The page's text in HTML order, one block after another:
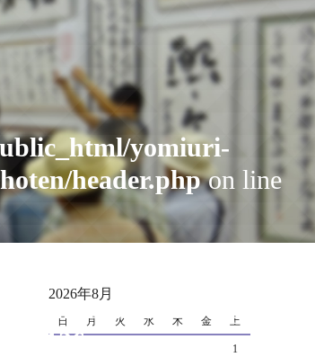
yomiuri-
header.phpon line
news/wp-
126
2026年8月
日 月 火 水 木 金 土
1